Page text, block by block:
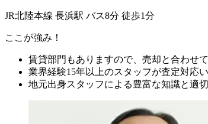
JR北陸本線 長浜駅 バス8分 徒歩1分
ここが強み！
賃貸部門もありますので、売却と合わせ
業界経験15年以上のスタッフが査定対応
地元出身スタッフによる豊富な知識と適